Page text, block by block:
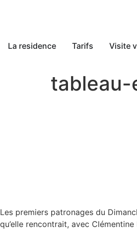
La residence Tarifs Visite
tableau-
Les premiers patronages du
qu’elle rencontrait, avec